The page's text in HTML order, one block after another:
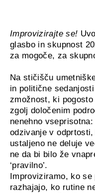
Improvizirajte se!
glasbo in skupnost
za mogoče, za
Na stičišču
in politične
zmožnost, ki
zgolj določenim
nenehno
odzivanje v
ustaljeno ne deluje
ne da bi bilo že
‘pravilno’.
Improviziramo, ko
razhajajo, ko rutine